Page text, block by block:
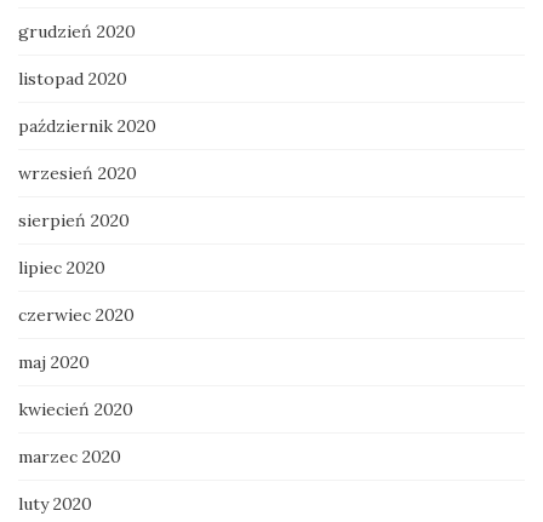
grudzień 2020
listopad 2020
październik 2020
wrzesień 2020
sierpień 2020
lipiec 2020
czerwiec 2020
maj 2020
kwiecień 2020
marzec 2020
luty 2020